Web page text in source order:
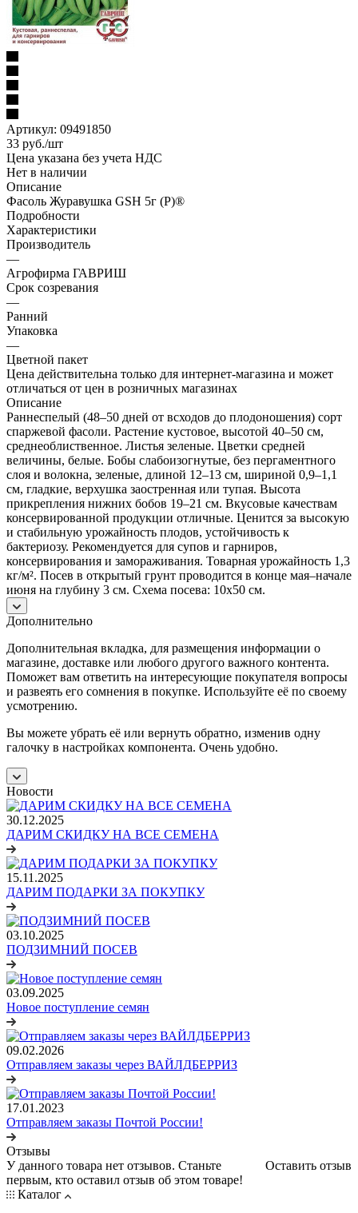
Артикул: 09491850
33 руб./шт
Цена указана без учета НДС
Нет в наличии
Описание
Фасоль Журавушка GSH 5г (Р)®
Подробности
Характеристики
Производитель
—
Агрофирма ГАВРИШ
Срок созревания
—
Ранний
Упаковка
—
Цветной пакет
Цена действительна только для интернет-магазина и может
отличаться от цен в розничных магазинах
Описание
Раннеспелый (48–50 дней от всходов до плодоношения) сорт
спаржевой фасоли. Растение кустовое, высотой 40–50 см,
среднеоблиственное. Листья зеленые. Цветки средней
величины, белые. Бобы слабоизогнутые, без пергаментного
слоя и волокна, зеленые, длиной 12–13 см, шириной 0,9–1,1
см, гладкие, верхушка заостренная или тупая. Высота
прикрепления нижних бобов 19–21 см. Вкусовые качествам
консервированной продукции отличные. Ценится за высокую
и стабильную урожайность плодов, устойчивость к
бактериозу. Рекомендуется для супов и гарниров,
консервирования и замораживания. Товарная урожайность 1,3
кг/м². Посев в открытый грунт проводится в конце мая–начале
июня на глубину 3 см. Схема посева: 10х50 см.
Дополнительно
Дополнительная вкладка, для размещения информации о
магазине, доставке или любого другого важного контента.
Поможет вам ответить на интересующие покупателя вопросы
и развеять его сомнения в покупке. Используйте её по своему
усмотрению.
Вы можете убрать её или вернуть обратно, изменив одну
галочку в настройках компонента. Очень удобно.
Новости
30.12.2025
ДАРИМ СКИДКУ НА ВСЕ СЕМЕНА
15.11.2025
ДАРИМ ПОДАРКИ ЗА ПОКУПКУ
03.10.2025
ПОДЗИМНИЙ ПОСЕВ
03.09.2025
Новое поступление семян
09.02.2026
Отправляем заказы через ВАЙЛДБЕРРИЗ
17.01.2023
Отправляем заказы Почтой России!
Отзывы
Оставить отзыв
У данного товара нет отзывов. Станьте
первым, кто оставил отзыв об этом товаре!
Каталог